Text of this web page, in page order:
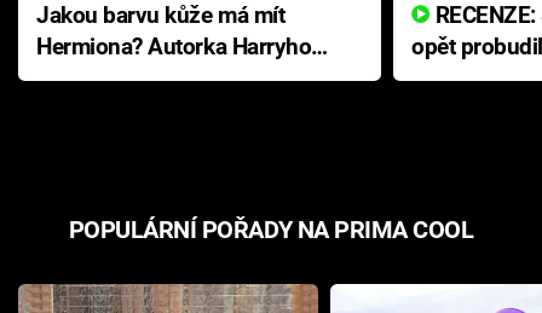
Jakou barvu kůže má mít
Hermiona? Autorka Harryho
Pottera přišla s ráznou
opět
přichází s
POPULÁRNÍ POŘADY NA PRIMA COOL